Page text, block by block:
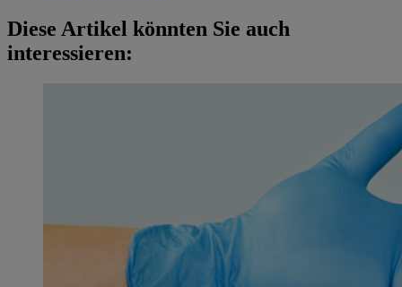
Diese Artikel könnten Sie auch
interessieren: